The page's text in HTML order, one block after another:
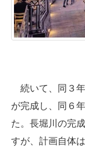
続いて、同３年
が完成し、同６
た。長堀川の完
すが、計画自体